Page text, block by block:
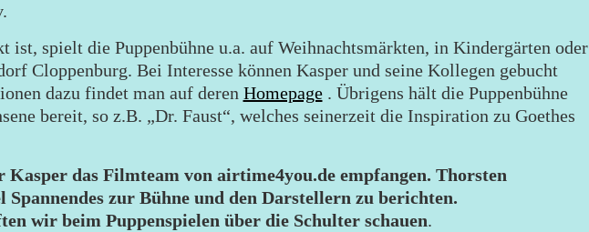
ist, spielt die Puppenbühne u.a. auf Weihnachtsmärkten, in Kindergärten oder
Cloppenburg. Bei Interesse können Kasper und seine Kollegen gebucht
dazu findet man auf deren Homepage. Übrigens hält die Puppenbühne
bereit, so z.B. „Dr. Faust“, welches seinerzeit die Inspiration zu Goethes
Kasper das Filmteam von airtime4you.de empfangen. Thorsten
Spannendes zur Bühne und den Darstellern zu berichten.
wir beim Puppenspielen über die Schulter schauen.